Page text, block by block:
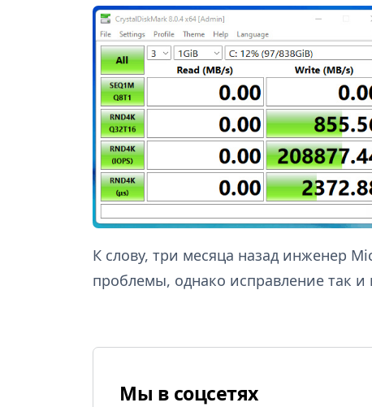
К слову, три месяца назад инженер
проблемы, однако исправление так
Мы в соцсетях